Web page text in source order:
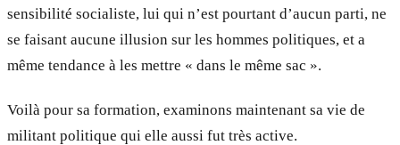
sensibilité socialiste, lui qui n’est pourtant d’aucun parti, ne
se faisant aucune illusion sur les hommes politiques, et a
même tendance à les mettre « dans le même sac ».
Voilà pour sa formation, examinons maintenant sa vie de
militant politique qui elle aussi fut très active.